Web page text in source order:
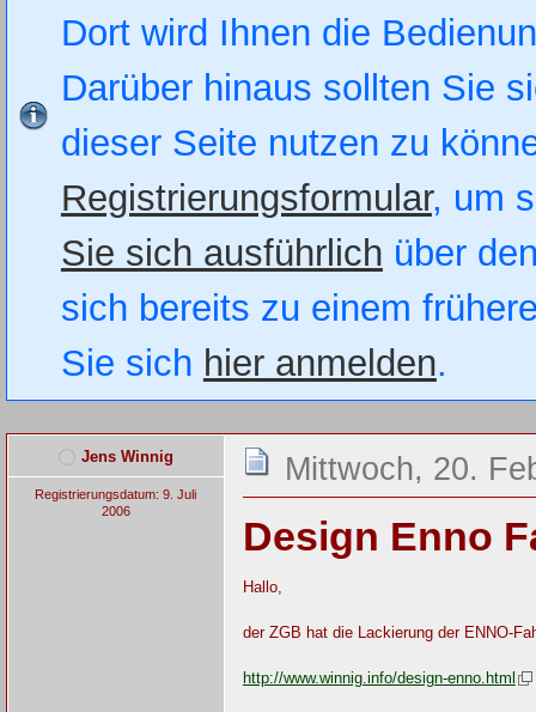
Dort wird Ihnen die
Darüber hinaus sollten Sie
dieser Seite nutzen zu
Registrierungsformular, um
Sie sich ausführlich über
sich bereits zu einem
Sie sich hier anmelden.
Jens Winnig
Registrierungsdatum: 9. Juli
2006
Mittwoch, 20.
Design Enno
Hallo,
der ZGB hat die Lackierung der ENNO-
http://www.winnig.info/design-enno.html